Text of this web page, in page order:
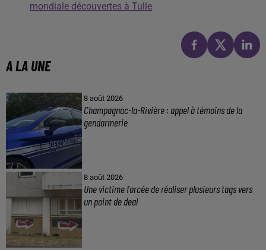
mondiale découvertes à Tulle
A LA UNE
8 août 2026
Champagnac-la-Rivière : appel à témoins de la
gendarmerie
8 août 2026
Une victime forcée de réaliser plusieurs tags vers
un point de deal